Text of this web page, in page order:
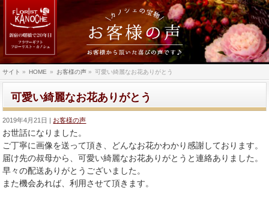
サイト » HOME » お客様の声 » 可愛い綺麗なお花ありがとう
可愛い綺麗なお花ありがとう
2019年4月21日 お客様の声
お世話になりました。
ご丁寧に画像を送って頂き、どんなお花かわかり感謝しております。
届け先の叔母から、可愛い綺麗なお花ありがとうと連絡ありました。
早々の配送ありがとうございました。
また機会あれば、利用させて頂きます。